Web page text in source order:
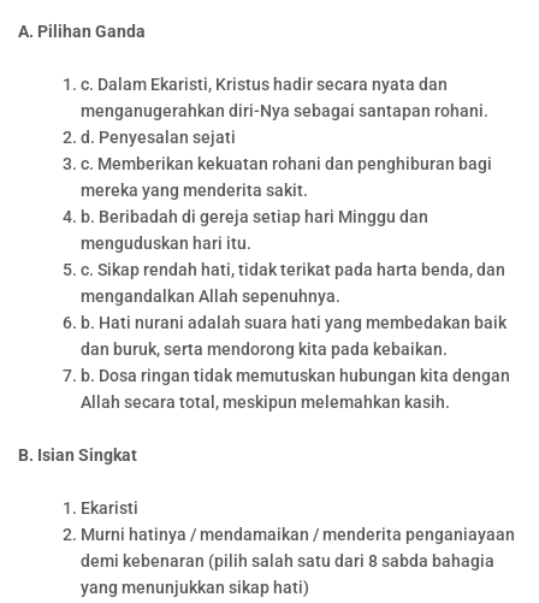
A. Pilihan Ganda
c. Dalam Ekaristi, Kristus hadir secara nyata dan
menganugerahkan diri-Nya sebagai santapan rohani.
d. Penyesalan sejati
c. Memberikan kekuatan rohani dan penghiburan bagi
mereka yang menderita sakit.
b. Beribadah di gereja setiap hari Minggu dan
menguduskan hari itu.
c. Sikap rendah hati, tidak terikat pada harta benda, dan
mengandalkan Allah sepenuhnya.
b. Hati nurani adalah suara hati yang membedakan baik
dan buruk, serta mendorong kita pada kebaikan.
b. Dosa ringan tidak memutuskan hubungan kita dengan
Allah secara total, meskipun melemahkan kasih.
B. Isian Singkat
Ekaristi
Murni hatinya / mendamaikan / menderita penganiayaan
demi kebenaran (pilih salah satu dari 8 sabda bahagia
yang menunjukkan sikap hati)